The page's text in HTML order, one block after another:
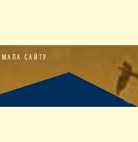
МАПА САЙТУ